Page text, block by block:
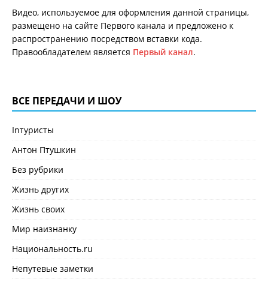
Видео, используемое для оформления данной страницы,
размещено на сайте Первого канала и предложено к
распространению посредством вставки кода.
Правообладателем является Первый канал.
ВСЕ ПЕРЕДАЧИ И ШОУ
Inтуристы
Антон Птушкин
Без рубрики
Жизнь других
Жизнь своих
Мир наизнанку
Национальность.ru
Непутевые заметки